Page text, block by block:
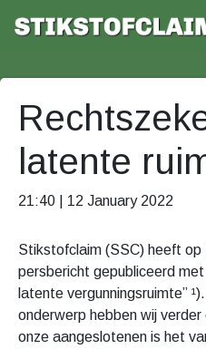
latente
21:40 | 12 January 2022
Stikstofclaim (SSC) heeft
persbericht gepubliceerd
latente vergunningsruimte”
onderwerp hebben wij
onze aangeslotenen is het